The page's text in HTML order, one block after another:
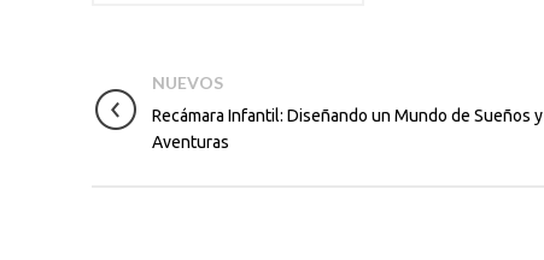
NUEVOS
Recámara Infantil: Diseñando un Mundo de Sueños y
Aventuras